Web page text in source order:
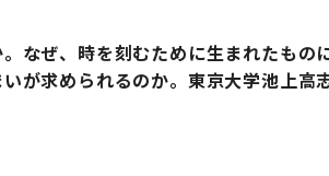
なぜ、時を刻むために生まれたもの
が求められるのか。東京大学池上高